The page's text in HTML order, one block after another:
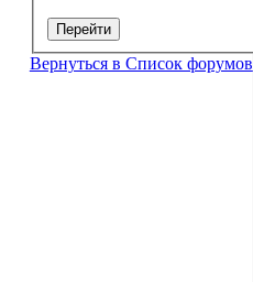
Перейти
Вернуться в Список форумов